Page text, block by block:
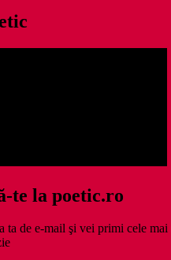
te la poetic.ro
ta de e-mail şi vei primi cele